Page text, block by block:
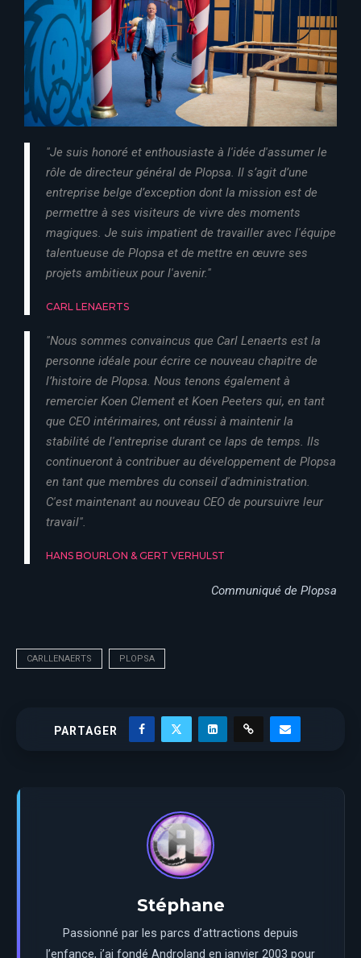
"Je suis honoré et enthousiaste à l'idée d'assumer le
rôle de directeur général de Plopsa. Il s’agit d’une
entreprise belge d’exception dont la mission est de
permettre à ses visiteurs de vivre des moments
magiques. Je suis impatient de travailler avec l'équipe
talentueuse de Plopsa et de mettre en œuvre ses
projets ambitieux pour l'avenir."
CARL LENAERTS
"Nous sommes convaincus que Carl Lenaerts est la
personne idéale pour écrire ce nouveau chapitre de
l’histoire de Plopsa. Nous tenons également à
remercier Koen Clement et Koen Peeters qui, en tant
que CEO intérimaires, ont réussi à maintenir la
stabilité de l'entreprise durant ce laps de temps. Ils
continueront à contribuer au développement de Plopsa
en tant que membres du conseil d'administration.
C'est maintenant au nouveau CEO de poursuivre leur
travail".
HANS BOURLON & GERT VERHULST
Communiqué de Plopsa
CARLLENAERTS PLOPSA
PARTAGER
Stéphane
Passionné par les parcs d’attractions depuis
l’enfance, j’ai fondé Androland en janvier 2003 pour